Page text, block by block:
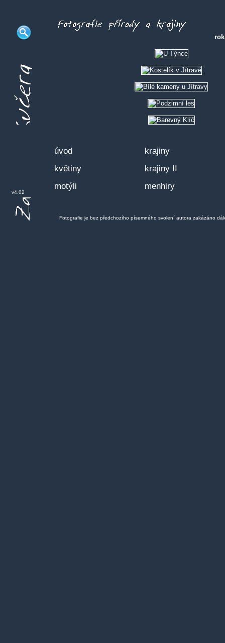
úvod
květiny
motýli
krajiny
krajiny II
menhiry
v4.02
Fotografie je bez předchozího písemného svolení autora zakázáno